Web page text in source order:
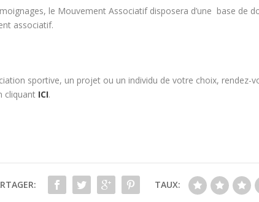
le Mouvement Associatif disposera d’une base de
associatif.
sportive, un projet ou un individu de votre choix, rendez-
cliquant ICI.
TAUX: